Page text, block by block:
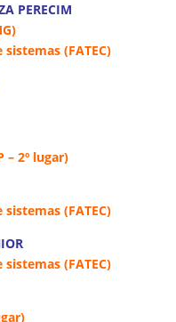
PERECIM
(FATEC)
– 2º lugar)
(FATEC)
(FATEC)